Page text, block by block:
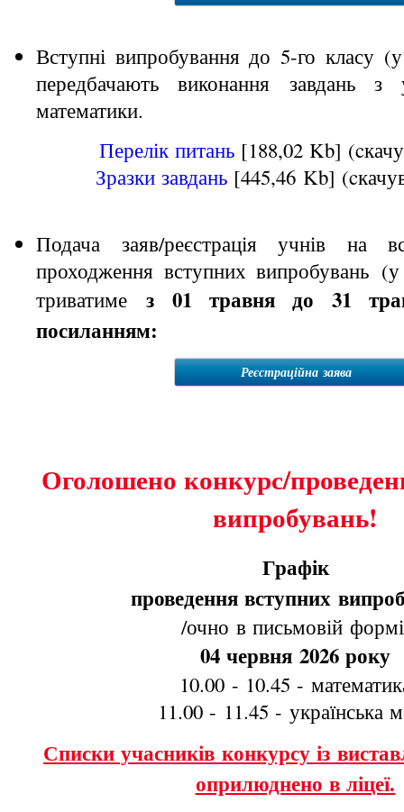
Вступні випробування до 5-го класу
передбачають виконання завдань з
математики.
Перелік питань[188,02 Kb]
Зразки завдань [445,46 Kb]
Подача заяв/реєстрація учнів на
проходження вступних випробувань
триватимез 01 травня до 31
посиланням:
Реєстраційна заява
Оголошено конкурс/
випробувань!
Графік
проведення вступних
/очно в письмовій
04 червня 2026 року
10.00 - 10.45 -
11.00 - 11.45 - українська
Списки учасників конкурсу із
оприлюднено в ліцеї.